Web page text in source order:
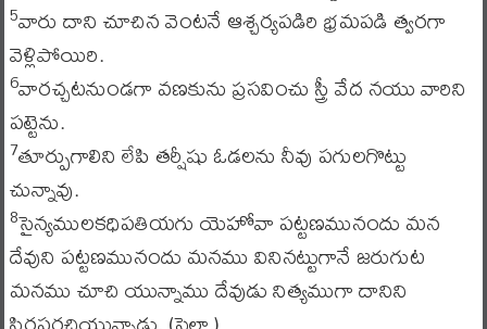
5వారు దాని చూచిన వెంటనే ఆశ్చర్యపడిరి భ్రమపడి త్వరగా
వెళ్లిపోయిరి.
6వారచ్చటనుండగా వణకును ప్రసవించు స్త్రీ వేద నయు వారిని
పట్టెను.
7తూర్పుగాలిని లేపి తర్షీషు ఓడలను నీవు పగులగొట్టు
చున్నావు.
8సైన్యములకధిపతియగు యెహోవా పట్టణమునందు మన
దేవుని పట్టణమునందు మనము వినినట్టుగానే జరుగుట
మనము చూచి యున్నాము దేవుడు నిత్యముగా దానిని